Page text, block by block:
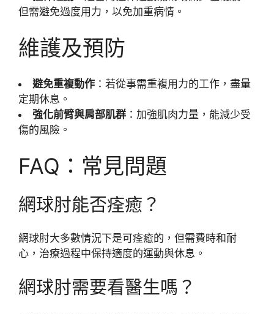
但需避免過度用力，以免加重病情。
維護及預防
避免重複動作 ：若從事需重複用力的工作，盡量
定期休息。
強化前臂與肩部肌群 ：加強肌肉力量，能減少受
傷的風險。
FAQ：常見問題
網球肘能否痊癒？
網球肘大多數情況下是可痊癒的，但需費時和耐
心，治療過程中保持適度的運動與休息。
網球肘需要看醫生嗎？